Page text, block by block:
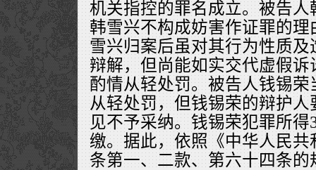
机关指控的罪名成立。被告
韩雪兴不构成妨害作证罪的
雪兴归案后虽对其行为性质
辩解，但尚能如实交代虚假
酌情从轻处罚。被告人钱锡
从轻处罚，但钱锡荣的辩护
见不予采纳。钱锡荣犯罪所
缴。据此，依照《中华人民
条第一、二款、第六十四条的